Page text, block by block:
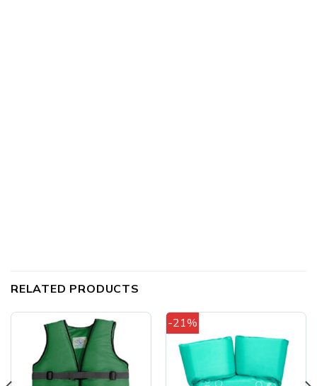
RELATED PRODUCTS
-21%